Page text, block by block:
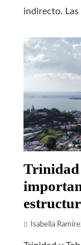
indirecto.
Trinidad
Isabella